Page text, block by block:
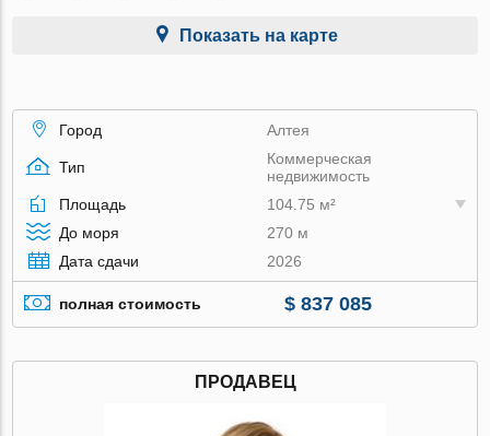
Показать на карте
Город Алтея
Тип
Коммерческая
недвижимость
Площадь
104.75 м²
До моря
270 м
Дата сдачи
2026
полная стоимость $ 837 085
ПРОДАВЕЦ